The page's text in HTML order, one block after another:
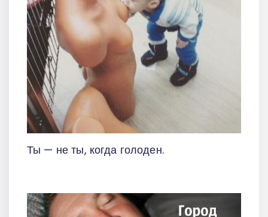
Ты — не ты, когда голоден.